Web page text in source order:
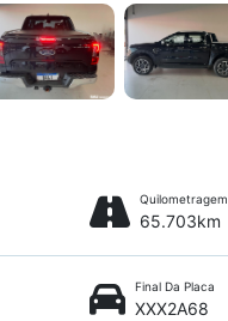
Quilometragem
65.703km
Final Da Placa
XXX2A68